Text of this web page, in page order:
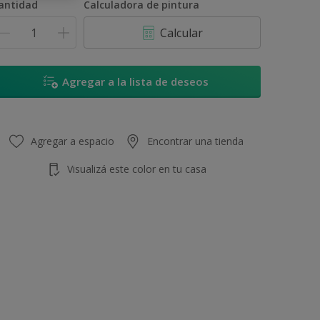
Calculadora de pintura
Calcular
Agregar a la lista de deseos
Agregar a espacio Encontrar una tienda
Visualizá este color en tu casa